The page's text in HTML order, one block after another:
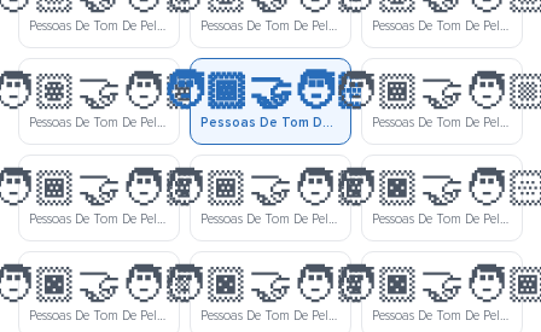
Pessoas De Tom De Pele Meio Clara Dando As Mãos Pessoas De Tom De Pele Médio E De Tom De Pele Clara Dando As Mãos Pessoas De Tom De Pele Médio E De Tom De Pele Meio Clara Dando As Mãos
Pessoas De Tom De Pele Médio Dando As Mãos
🧑🏾‍🤝‍🧑🏻
Pessoas De Tom De Pele Meio Escura E De Tom De Pele Clara Dando As Mãos Pessoas De Tom De Pele Meio Escura E De Tom De Pele Meio Clara Dando As Mãos
Pessoas De Tom De Pele Meio Escura E De Tom De Pele Médio Dando As Mãos
🧑🏾‍🤝‍🧑🏾
Pessoas De Tom De Pele Meio Escura Dando As Mãos Pessoas De Tom De Pele Escura E De Tom De Pele Clara O Dando As Mãos
Pessoas De Tom De Pele Escura E De Tom De Pele Meio Clara O Dando As Mãos
🧑🏿‍🤝‍🧑🏽
Pessoas De Tom De Pele Escura E De Tom De Pele Médio O Dando As Mãos Pessoas De Tom De Pele Escura E De Tom De Pele Meio Escura O Dando As Mãos